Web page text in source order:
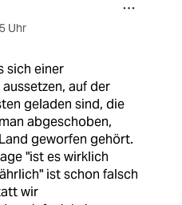
Uhr
sich einer
auf der
geladen sind, die
abgeschoben,
geworfen gehört.
"ist es wirklich
ist schon falsch
wir